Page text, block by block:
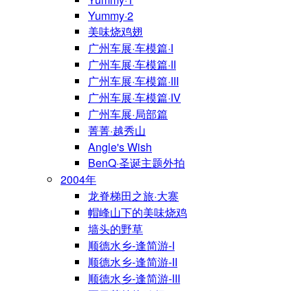
Yummy·2
美味烧鸡翅
广州车展·车模篇·I
广州车展·车模篇·II
广州车展·车模篇·III
广州车展·车模篇·IV
广州车展·局部篇
菁菁·越秀山
Angle's Wish
BenQ·圣诞主题外拍
2004年
龙脊梯田之旅·大寨
帽峰山下的美味烧鸡
墙头的野草
顺德水乡-逢简游-I
顺德水乡-逢简游-II
顺德水乡-逢简游-III